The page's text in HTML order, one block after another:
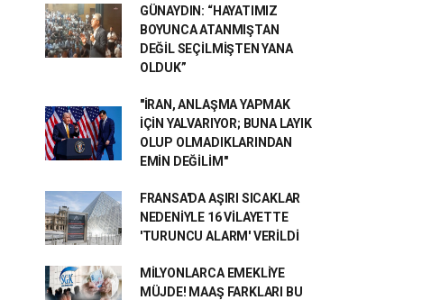
GÜNAYDIN: “HAYATIMIZ
BOYUNCA ATANMIŞTAN
DEĞİL SEÇİLMİŞTEN YANA
OLDUK”
"İRAN, ANLAŞMA YAPMAK
İÇİN YALVARIYOR; BUNA LAYIK
OLUP OLMADIKLARINDAN
EMİN DEĞİLİM"
FRANSA'DA AŞIRI SICAKLAR
NEDENİYLE 16 VİLAYETTE
'TURUNCU ALARM' VERİLDİ
MİLYONLARCA EMEKLİYE
MÜJDE! MAAŞ FARKLARI BU